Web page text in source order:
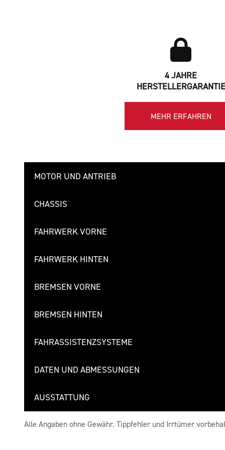
4 JAHRE
HERSTELLERGARANTIE
MEHR ERFAHREN
MOTOR UND ANTRIEB
CHASSIS
FAHRWERK VORNE
FAHRWERK HINTEN
BREMSEN VORNE
BREMSEN HINTEN
FAHRASSISTENZSYSTEME
DATEN UND ABMESSUNGEN
AUSSTATTUNG
Alle Angaben ohne Gewähr. Tippfehler und Irrtümer